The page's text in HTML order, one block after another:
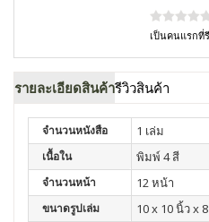
เป็นคนแรกที่
รายละเอียดสินค้ารีวิวสินค้า
จำนวนหนังสือ 1 เล่ม
เนื้อใน พิมพ์ 4 สี
จำนวนหน้า 12 หน้า
ขนาดรูปเล่ม 10 x 10 นิ้ว x